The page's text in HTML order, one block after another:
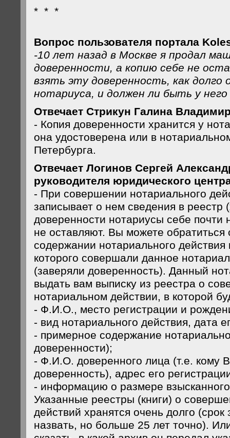
* * *
Вопрос пользователя портала
-10 лет назад в Москве я продал
доверенности, а копию себе не
взять эту доверенность, как долго
нотариуса, и должен ли быть у него
Отвечает Стрикун Галина
- Копия доверенности хранится у
она удостоверена или в
Петербурга.
Отвечает Логинов Сергей
руководителя юридического
- При совершении нотариального
записывает о нем сведения в реестр
доверенности нотариусы себе почти
не оставляют. Вы можете обратиться
содержании нотариального действия
которого совершали данное
(заверяли доверенность). Данный
выдать вам выписку из реестра о
нотариальном действии, в которой
- Ф.И.О., место регистрации и
- вид нотариального действия, дата
- примерное содержание
доверенности);
- Ф.И.О. доверенного лица (т.е. кому
доверенность), адрес его
- информацию о размере
Указанные реестры (книги) о
действий хранятся очень долго (срок
назвать, но больше 25 лет точно).